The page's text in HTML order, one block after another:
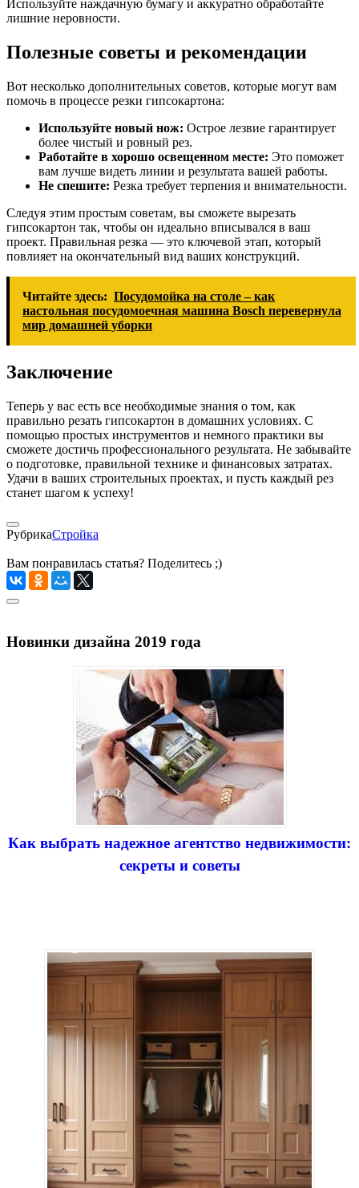
Используйте наждачную бумагу и аккуратно обработайте
лишние неровности.
Полезные советы и рекомендации
Вот несколько дополнительных советов, которые могут вам
помочь в процессе резки гипсокартона:
Используйте новый нож: Острое лезвие гарантирует
более чистый и ровный рез.
Работайте в хорошо освещенном месте: Это поможет
вам лучше видеть линии и результата вашей работы.
Не спешите: Резка требует терпения и внимательности.
Следуя этим простым советам, вы сможете вырезать
гипсокартон так, чтобы он идеально вписывался в ваш
проект. Правильная резка — это ключевой этап, который
повлияет на окончательный вид ваших конструкций.
Читайте здесь: Посудомойка на столе – как
настольная посудомоечная машина Bosch перевернула
мир домашней уборки
Заключение
Теперь у вас есть все необходимые знания о том, как
правильно резать гипсокартон в домашних условиях. С
помощью простых инструментов и немного практики вы
сможете достичь профессионального результата. Не забывайте
о подготовке, правильной технике и финансовых затратах.
Удачи в ваших строительных проектах, и пусть каждый рез
станет шагом к успеху!
РубрикаСтройка
Вам понравилась статья? Поделитесь ;)
Новинки дизайна 2019 года
Как выбрать надежное агентство недвижимости:
секреты и советы